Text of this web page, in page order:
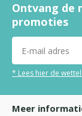
Ontvang de
promoties
* Lees hier de
Meer